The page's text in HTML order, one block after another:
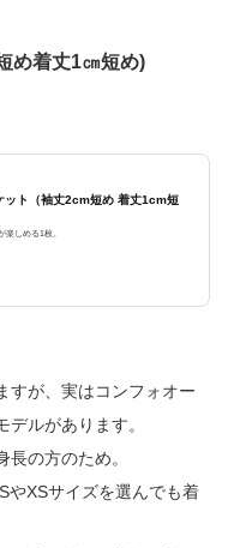
め着丈1㎝短め)
ット（袖丈2cm短め 着丈1cm短
楽しめる1枚。
すが、実はコンフォオー
デルがあります。
の方のため。
やXSサイズを選んでも着